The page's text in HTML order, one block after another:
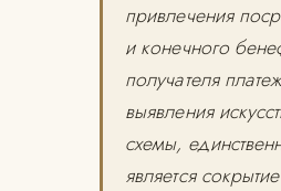
привлечения
и конечного
получателя
выявления
схемы,
является